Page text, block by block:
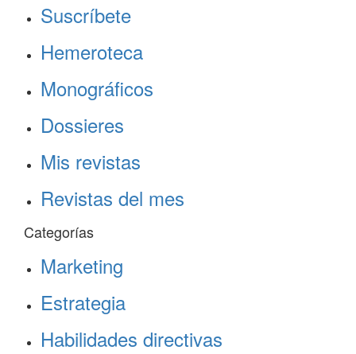
Suscríbete
Hemeroteca
Monográficos
Dossieres
Mis revistas
Revistas del mes
Categorías
Marketing
Estrategia
Habilidades directivas